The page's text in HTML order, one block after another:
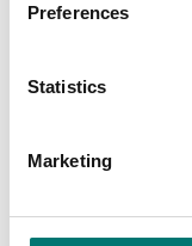
Preferences
Statistics
Marketing
275 kr